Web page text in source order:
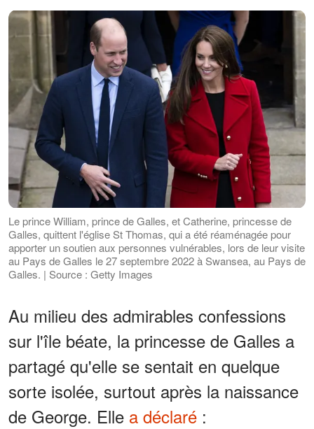
Le prince William, prince de Galles, et Catherine, princesse de
Galles, quittent l'église St Thomas, qui a été réaménagée pour
apporter un soutien aux personnes vulnérables, lors de leur visite
au Pays de Galles le 27 septembre 2022 à Swansea, au Pays de
Galles. | Source : Getty Images
Au milieu des admirables confessions
sur l'île béate, la princesse de Galles a
partagé qu'elle se sentait en quelque
sorte isolée, surtout après la naissance
de George. Elle a déclaré :